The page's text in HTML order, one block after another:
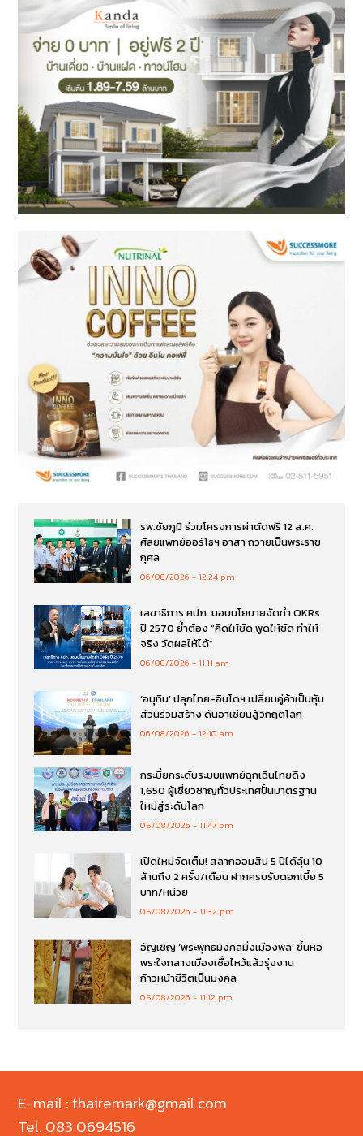
รพ.ชัยภูมิ ร่วมโครงการผ่าตัดฟรี 12 ส.ค.
ศัลยแพทย์ออร์โธฯ อาสา ถวายเป็นพระราช
กุศล
06/08/2026 12:24 pm
เลขาธิการ คปภ. มอบนโยบายจัดทำ OKRs
ปี 2570 ย้ำต้อง “คิดให้ชัด พูดให้ชัด ทำให้
จริง วัดผลให้ได้”
06/08/2026 11:11 am
‘อนุทิน’ ปลุกไทย-อินโดฯ เปลี่ยนคู่ค้าเป็นหุ้น
ส่วนร่วมสร้าง ดันอาเซียนสู้วิกฤตโลก
06/08/2026 12:10 am
กระบี่ยกระดับระบบแพทย์ฉุกเฉินไทยดึง
1,650 ผู้เชี่ยวชาญทั่วประเทศปั้นมาตรฐาน
ใหม่สู่ระดับโลก
05/08/2026 11:47 pm
เปิดใหม่จัดเต็ม! สลากออมสิน 5 ปีได้ลุ้น 10
ล้านถึง 2 ครั้ง/เดือน ฝากครบรับดอกเบี้ย 5
บาท/หน่วย
05/08/2026 11:32 pm
อัญเชิญ ‘พระพุทธมงคลมิ่งเมืองพล’ ขึ้นหอ
พระใจกลางเมืองเชื่อไหว้แล้วรุ่งงาน
ก้าวหน้าชีวิตเป็นมงคล
05/08/2026 11:12 pm
E-mail : thairemark@gmail.com
Tel. 083 0694516